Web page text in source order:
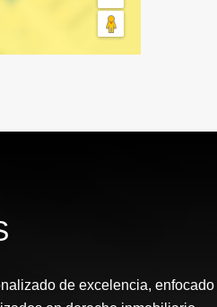
de excelencia, enfocado